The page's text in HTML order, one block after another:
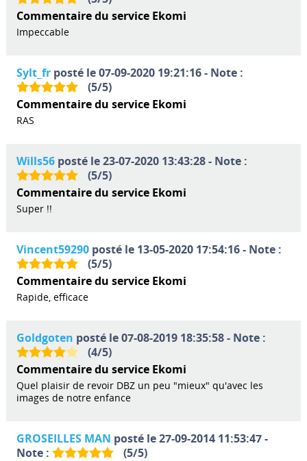
Commentaire du service Ekomi
Impeccable
Sylt_frposté le 07-09-2020 19:21:16 - Note :
(5/5)
Commentaire du service Ekomi
RAS
Wills56posté le 23-07-2020 13:43:28 - Note :
(5/5)
Commentaire du service Ekomi
Super !!
Vincent59290posté le 13-05-2020 17:54:16 - Note :
(5/5)
Commentaire du service Ekomi
Rapide, efficace
Goldgoten posté le 07-08-2019 18:35:58 - Note :
(4/5)
Commentaire du service Ekomi
Quel plaisir de revoir DBZ un peu "mieux" qu'avec les
images de notre enfance
GROSEILLES MAN posté le 27-09-2014 11:53:47 -
Note :
(5/5)